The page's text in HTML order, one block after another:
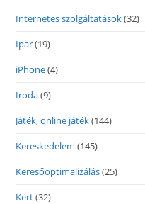
Internetes szolgáltatások(32)
Ipar(19)
iPhone(4)
Iroda(9)
Játék, online játék(144)
Kereskedelem (145)
Keresőoptimalizálás(25)
Kert(32)